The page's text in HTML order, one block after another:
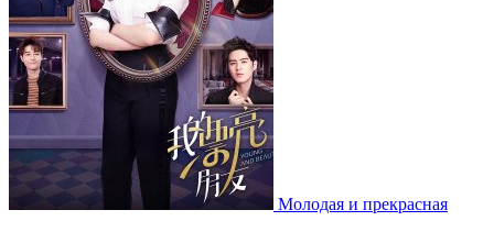
Молодая и прекрасная